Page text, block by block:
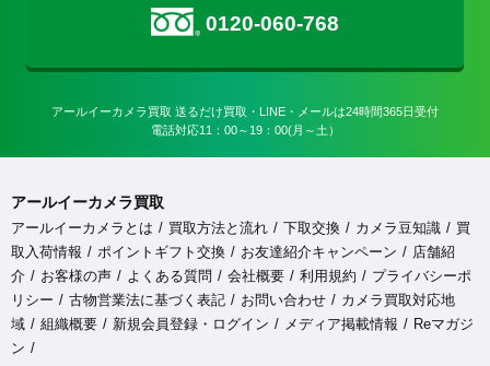
0120-060-768
アールイーカメラ買取 送るだけ買取・LINE・メールは24時間365日受付
電話対応11：00～19：00(月～土）
アールイーカメラ買取
アールイーカメラとは 買取方法と流れ 下取交換 カメラ豆知識
買
取入荷情報
ポイントギフト交換 お友達紹介キャンペーン
店舗紹
介
お客様の声 よくある質問 会社概要 利用規約
プライバシーポ
リシー
古物営業法に基づく表記 お問い合わせ
カメラ買取対応地
域
組織概要 新規会員登録・ログイン メディア掲載情報
Reマガジ
ン